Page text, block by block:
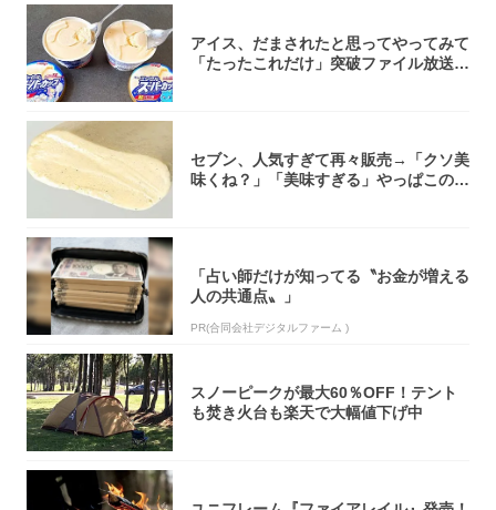
アイス、だまされたと思ってやってみて
「たったこれだけ」突破ファイル放送で
セブン、人気すぎて再々販売→「クソ美
味くね？」「美味すぎる」やっぱこのク
「占い師だけが知ってる〝お金が増える
人の共通点〟」
PR(合同会社デジタルファーム )
スノーピークが最大60％OFF！テント
も焚き火台も楽天で大幅値下げ中